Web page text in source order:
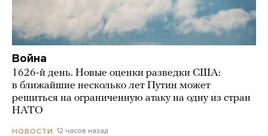
Война
1626-й день. Новые оценки разведки США:
в ближайшие несколько лет Путин может
решиться на ограниченную атаку на одну из стран
НАТО
НОВОСТИ 12 часов назад